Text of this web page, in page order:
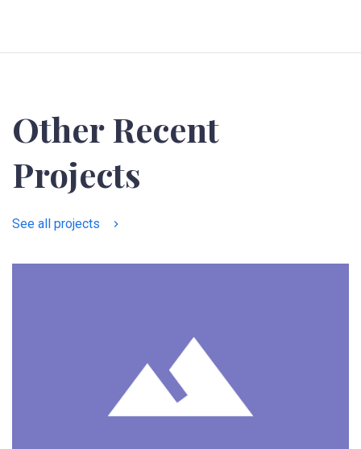
Other Recent
Projects
See all projects